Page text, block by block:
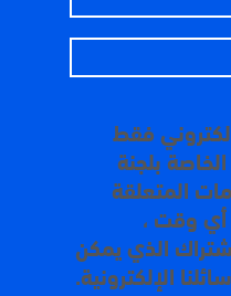
فقط
بلجنة
المتعلقة
أي وقت ،
الذي يمكن
الإلكترونية.